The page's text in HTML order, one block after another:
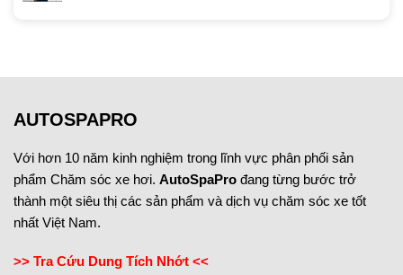
AUTOSPAPRO
Với hơn 10 năm kinh nghiệm trong lĩnh vực phân phối sản
phẩm Chăm sóc xe hơi. AutoSpaPro đang từng bước trở
thành một siêu thị các sản phẩm và dịch vụ chăm sóc xe tốt
nhất Việt Nam.
>> Tra Cứu Dung Tích Nhớt <<